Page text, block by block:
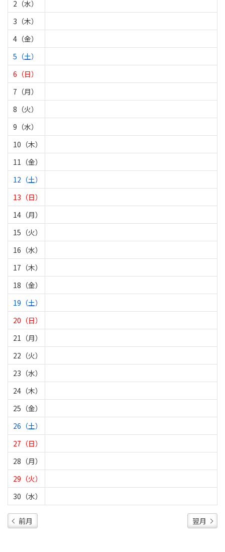
2（水）
3（木）
4（金）
5（土）
6（日）
7（月）
8（火）
9（水）
10（木）
11（金）
12（土）
13（日）
14（月）
15（火）
16（水）
17（木）
18（金）
19（土）
20（日）
21（月）
22（火）
23（水）
24（木）
25（金）
26（土）
27（日）
28（月）
29（火）
30（水）
前月 翌月